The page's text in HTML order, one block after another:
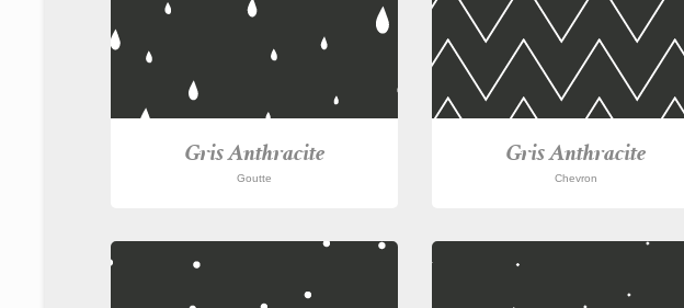
Gris Anthracite
Goutte
Gris Anthracite
Chevron